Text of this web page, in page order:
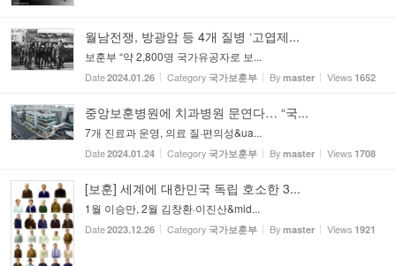
월남전쟁, 방광암 등 4개 질병 ‘고엽제...
보훈부 “약 2,800명 국가유공자로 보...
Date2024.01.26 Category 국가보훈부 By master Views 1652
중앙보훈병원에 치과병원 문연다… “국...
7개 진료과 운영, 의료 질·편의성&ua...
Date2024.01.24 Category 국가보훈부 By master Views 1708
[보훈] 세계에 대한민국 독립 호소한 3...
1월 이승만, 2월 김창환·이진산&mid...
Date2023.12.26 Category 국가보훈부 By master Views 1921